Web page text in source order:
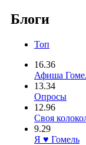
Блоги
Топ
16.36
Афиша
13.34
Опросы
12.96
Своя
9.29
Я ♥ Гомель